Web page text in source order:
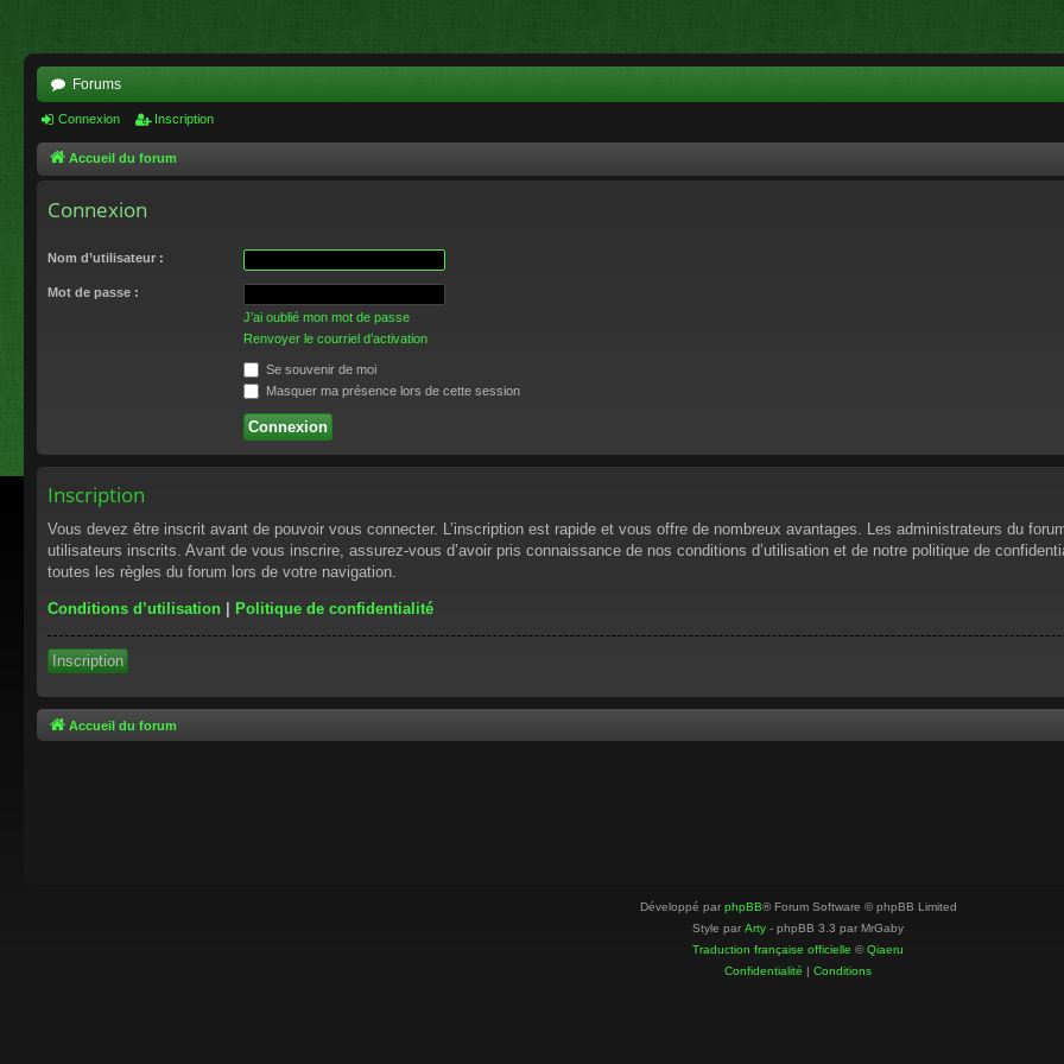
Forums
Connexion Inscription
Accueil du forum
Connexion
Nom d’utilisateur :
Mot de passe :
J’ai oublié mon mot de passe
Renvoyer le courriel d’activation
Se souvenir de moi
Masquer ma présence lors de cette session
Inscription
Vous devez être inscrit avant de pouvoir vous connecter. L’inscription est rapide et vous offre de nombreux avantages. Les administrateurs du
utilisateurs inscrits. Avant de vous inscrire, assurez-vous d’avoir pris connaissance de nos conditions d’utilisation et de notre politique de
toutes les règles du forum lors de votre navigation.
Conditions d’utilisation | Politique de confidentialité
Inscription
Accueil du forum
Développé par phpBB® Forum Software © phpBB Limited
Style par Arty - phpBB 3.3 par MrGaby
Traduction française officielle ©Qiaeru
Confidentialité | Conditions